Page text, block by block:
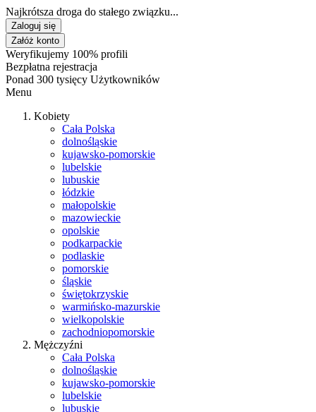
Najkrótsza droga do stałego związku...
Zaloguj się
Załóż konto
Weryfikujemy 100% profili
Bezpłatna rejestracja
Ponad 300 tysięcy Użytkowników
Menu
Kobiety
Cała Polska
dolnośląskie
kujawsko-pomorskie
lubelskie
lubuskie
łódzkie
małopolskie
mazowieckie
opolskie
podkarpackie
podlaskie
pomorskie
śląskie
świętokrzyskie
warmińsko-mazurskie
wielkopolskie
zachodniopomorskie
Mężczyźni
Cała Polska
dolnośląskie
kujawsko-pomorskie
lubelskie
lubuskie